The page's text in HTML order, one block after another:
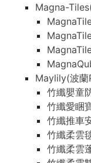
Magna-
Maylily(波蘭
竹纖嬰童
竹纖愛睏
竹纖推車
竹纖柔雲
竹纖柔雲